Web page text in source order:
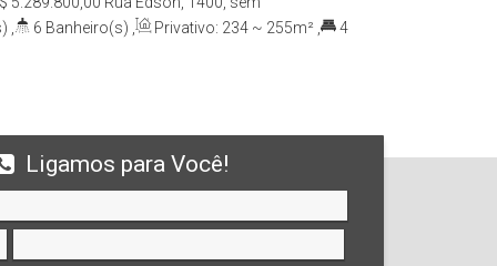
035, Campo Belo, São Paulo, São Paulo,
6 Banheiro(s) Privativo: 234 ~ 255m²
4
Ligamos para Você!